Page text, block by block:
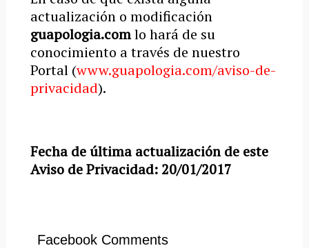
actualización o modificación
guapologia.comlo hará de su
conocimiento a través de nuestro
Portal (www.guapologia.com/aviso-de-
privacidad).
Fecha de última actualización de este
Aviso de Privacidad: 20/01/2017
Facebook Comments